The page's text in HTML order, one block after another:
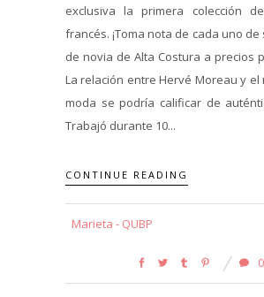
exclusiva la primera colección
francés. ¡Toma nota de cada uno
de novia de Alta Costura a precios
La relación entre Hervé Moreau y el
moda se podría calificar de
Trabajó durante 10...
CONTINUE READING
Marieta - QUBP